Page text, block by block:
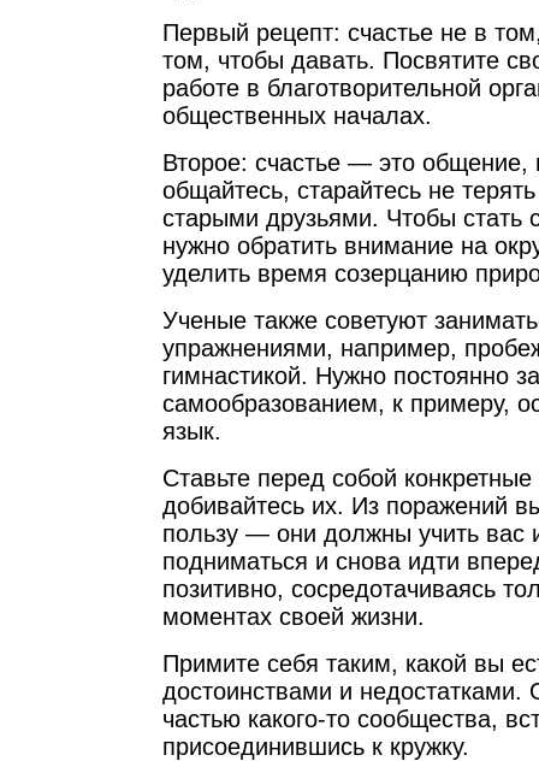
Первый рецепт: счастье не в
том, чтобы давать. Посвятите
работе в благотворительной
общественных началах.
Второе: счастье — это общение,
общайтесь, старайтесь не терять
старыми друзьями. Чтобы стать
нужно обратить внимание на
уделить время созерцанию
Ученые также советуют
упражнениями, например,
гимнастикой. Нужно постоянно
самообразованием, к примеру,
язык.
Ставьте перед собой
добивайтесь их. Из поражений
пользу — они должны учить вас
подниматься и снова идти
позитивно, сосредотачиваясь
моментах своей жизни.
Примите себя таким, какой вы
достоинствами и недостатками.
частью какого-то сообщества,
присоединившись к кружку.